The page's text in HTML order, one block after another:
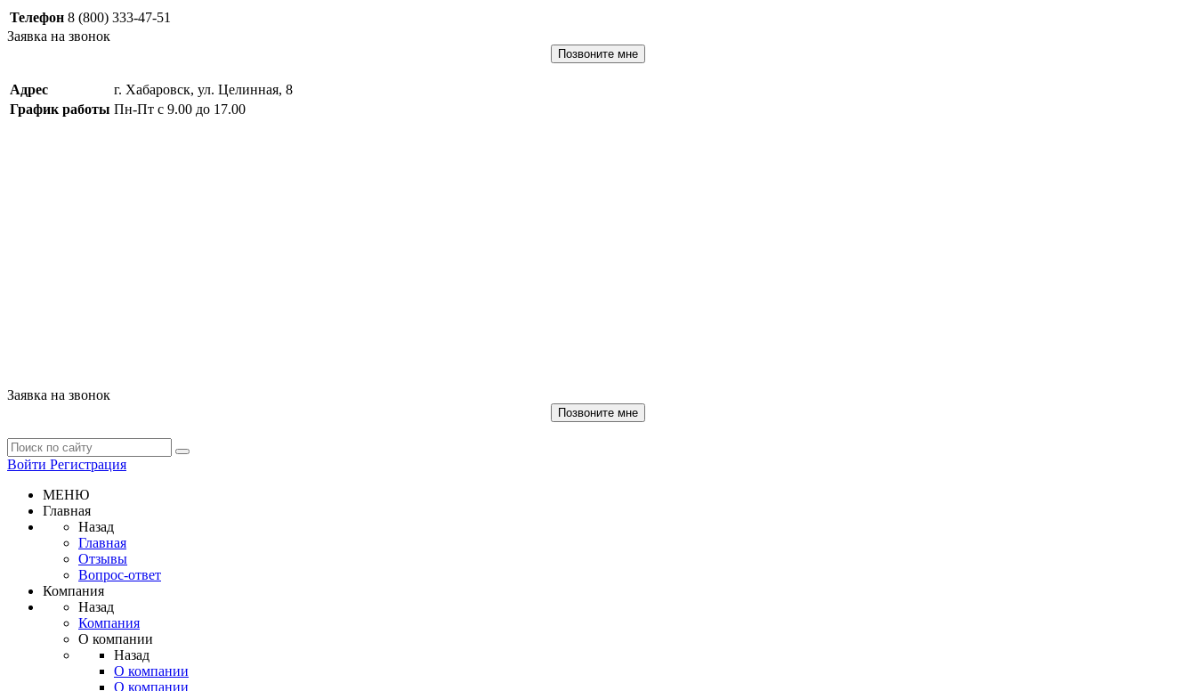
Телефон 8 (800) 333-47-51
Заявка на звонок
Позвоните мне
Адрес
г. Хабаровск, ул. Целинная, 8
График работы Пн-Пт с 9.00 до 17.00
Заявка на звонок
Позвоните мне
Войти Регистрация
МЕНЮ
Главная
Назад
Главная
Отзывы
Вопрос-ответ
Компания
Назад
Компания
О компании
Назад
О компании
О компании